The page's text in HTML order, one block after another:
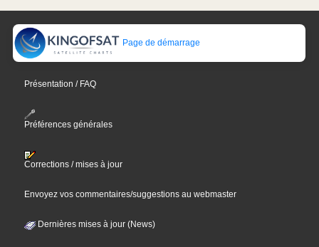
Page de démarrage
Présentation / FAQ
Préférences générales
Corrections / mises à jour
Envoyez vos commentaires/suggestions au webmaster
Dernières mises à jour (News)